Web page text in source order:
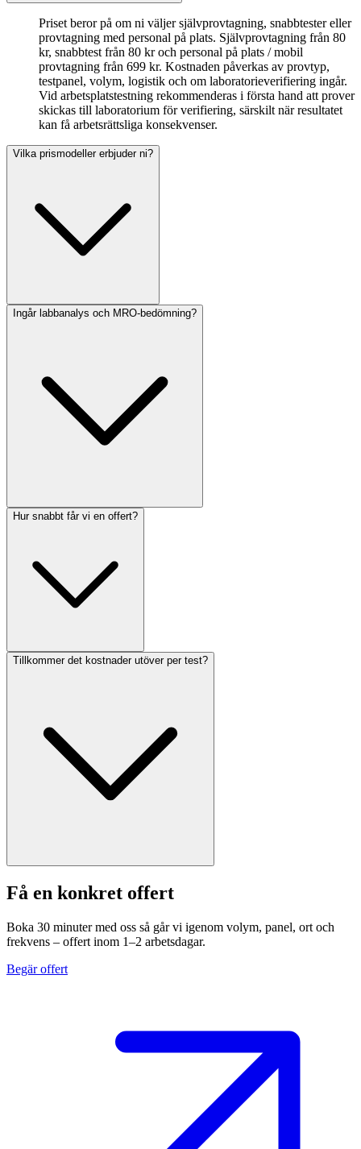
Priset beror på om ni väljer självprovtagning, snabbtester eller
provtagning med personal på plats. Självprovtagning från 80
kr, snabbtest från 80 kr och personal på plats / mobil
provtagning från 699 kr. Kostnaden påverkas av provtyp,
testpanel, volym, logistik och om laboratorieverifiering ingår.
Vid arbetsplatstestning rekommenderas i första hand att prover
skickas till laboratorium för verifiering, särskilt när resultatet
kan få arbetsrättsliga konsekvenser.
Vilka prismodeller erbjuder ni?
Ingår labbanalys och MRO-bedömning?
Hur snabbt får vi en offert?
Tillkommer det kostnader utöver per test?
Få en konkret offert
Boka 30 minuter med oss så går vi igenom volym, panel, ort och
frekvens – offert inom 1–2 arbetsdagar.
Begär offert